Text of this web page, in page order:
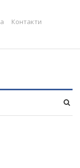
Контакти